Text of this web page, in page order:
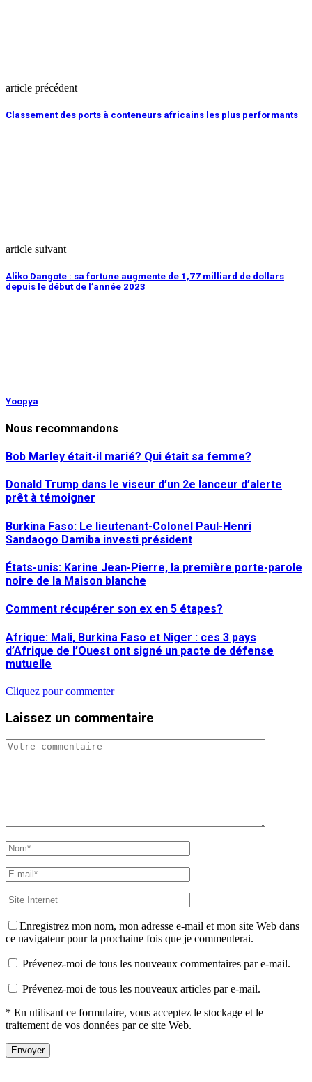
article précédent
Classement des ports à conteneurs africains les plus performants
article suivant
Aliko Dangote : sa fortune augmente de 1,77 milliard de dollars
depuis le début de l’année 2023
Yoopya
Nous recommandons
Bob Marley était-il marié? Qui était sa femme?
Donald Trump dans le viseur d’un 2e lanceur d’alerte
prêt à témoigner
Burkina Faso: Le lieutenant-Colonel Paul-Henri
Sandaogo Damiba investi président
États-unis: Karine Jean-Pierre, la première porte-parole
noire de la Maison blanche
Comment récupérer son ex en 5 étapes?
Afrique: Mali, Burkina Faso et Niger : ces 3 pays
d’Afrique de l’Ouest ont signé un pacte de défense
mutuelle
Cliquez pour commenter
Laissez un commentaire
Enregistrez mon nom, mon adresse e-mail et mon site Web dans
ce navigateur pour la prochaine fois que je commenterai.
Prévenez-moi de tous les nouveaux commentaires par e-mail.
Prévenez-moi de tous les nouveaux articles par e-mail.
* En utilisant ce formulaire, vous acceptez le stockage et le
traitement de vos données par ce site Web.